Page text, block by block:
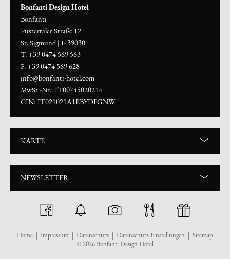
Bonfanti Design Hotel
Bonfanti
Pustertaler Straße 12
St. Sigmund | I- 39030
T. +39 0474 569 563
F. +39 0474 569 628
info@bonfanti-hotel.com
MwSt.-Nr.: IT00745020214
CIN: IT021021A1EBYDFGNW
KARTE
NEWSLETTER
Home | Impressum | Datenschutz | Datenschutz-Einstellungen | Sitemap
© 2026 Bonfanti Design Hotel